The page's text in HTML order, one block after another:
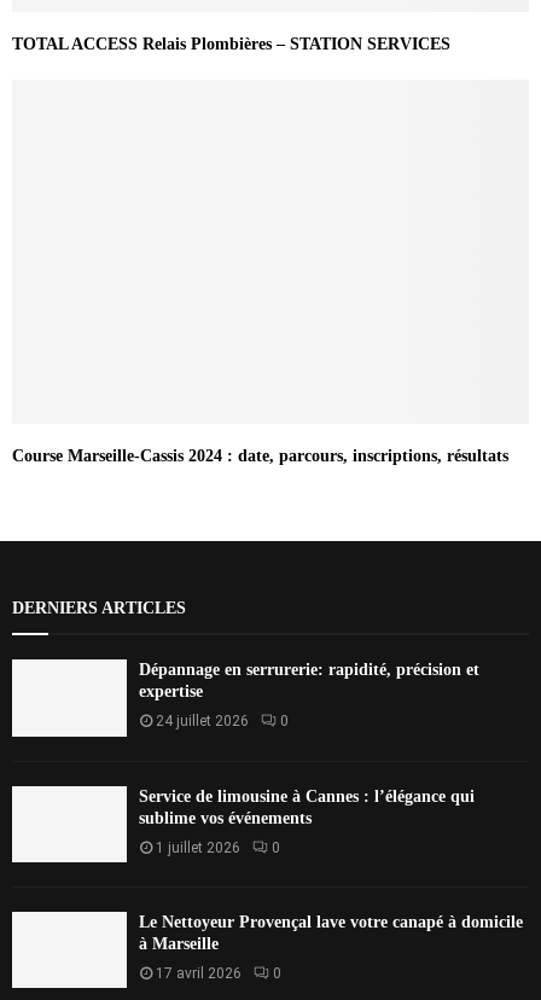
TOTAL ACCESS Relais Plombières – STATION SERVICES
Course Marseille-Cassis 2024 : date, parcours, inscriptions, résultats
DERNIERS ARTICLES
Dépannage en serrurerie: rapidité, précision et
expertise
24 juillet 2026 0
Service de limousine à Cannes : l’élégance qui
sublime vos événements
1 juillet 2026 0
Le Nettoyeur Provençal lave votre canapé à domicile
à Marseille
17 avril 2026 0